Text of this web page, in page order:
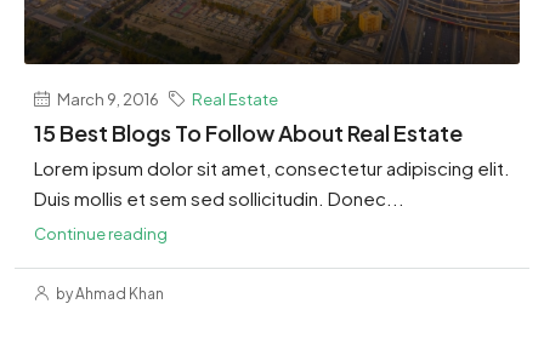
March 9, 2016 Real Estate
15 Best Blogs To Follow About Real Estate
Lorem ipsum dolor sit amet, consectetur adipiscing elit.
Duis mollis et sem sed sollicitudin. Donec...
Continue reading
by Ahmad Khan